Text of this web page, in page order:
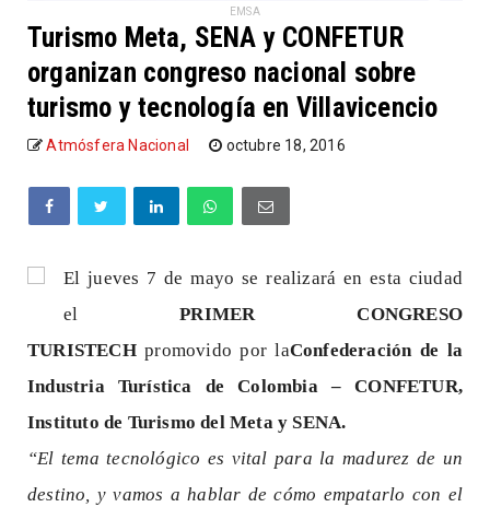
EMSA
Turismo Meta, SENA y CONFETUR
organizan congreso nacional sobre
turismo y tecnología en Villavicencio
Atmósfera Nacional octubre 18, 2016
El jueves 7 de mayo se realizará en esta ciudad
elPRIMER CONGRESO
TURISTECHpromovido por laConfederación de la
Industria Turística de Colombia – CONFETUR,
Instituto de Turismo del Meta y SENA.
“El tema tecnológico es vital para la madurez de un
destino, y vamos a hablar de cómo empatarlo con el